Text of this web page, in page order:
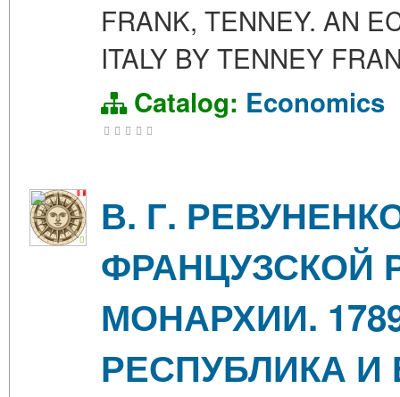
FRANK, TENNEY. AN
ITALY BY TENNEY
Catalog: Economics
В. Г.
ФРАНЦУЗСКОЙ
МОНАРХИИ.
РЕСПУБЛИКА И